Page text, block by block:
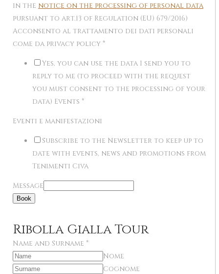
in the notice on the processing of personal data
pursuant to art.13 of Regulation (EU) 679/2016)
Acconsento al trattamento dei dati personali
come da privacy policy *
Yes, you can use the data I send you to
reply to me (to proceed with the request
you must consent to the processing of your
data) Events *
Eventi e manifestazioni
Subscribe to the Newsletter to keep up to
date with events, news and promotions from
Tenimenti Civa
Message
Book
Ribolla Gialla Tour
Name and Surname *
Nome
Cognome